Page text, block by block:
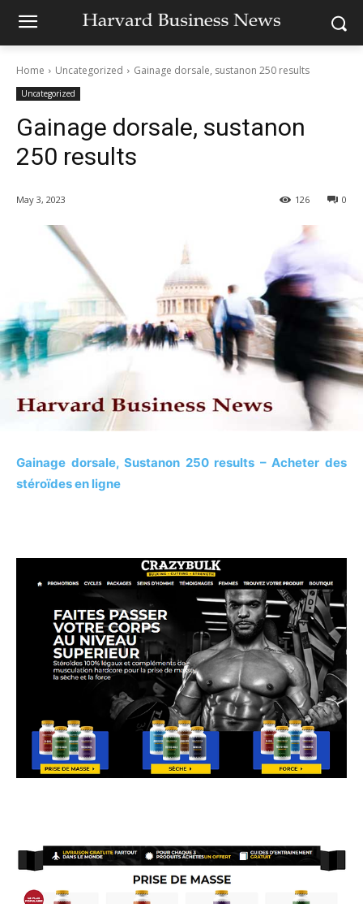
Home Uncategorized Gainage dorsale, sustanon 250 results
Uncategorized
Gainage dorsale, sustanon
250 results
May 3, 2023 0
126
Gainage dorsale, Sustanon 250 results – Acheter des
stéroïdes en ligne